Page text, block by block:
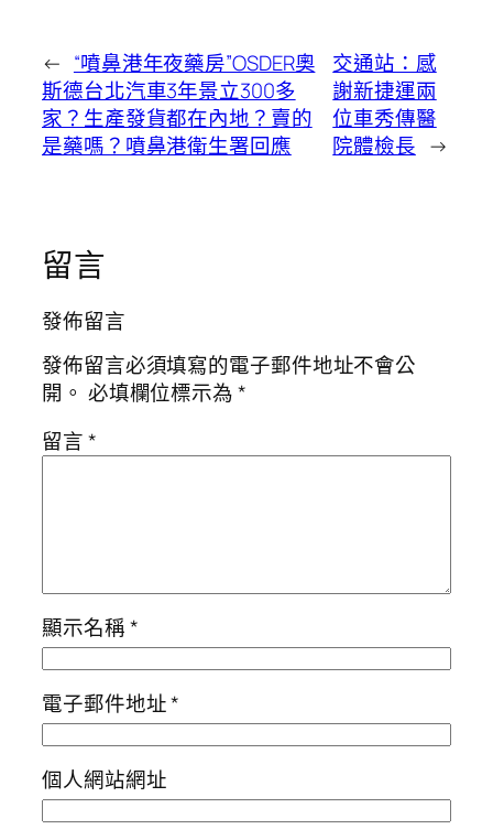
← “噴鼻港年夜藥房”OSDER奧
斯德台北汽車3年景立300多
家？生產發貨都在內地？賣的
是藥嗎？噴鼻港衛生署回應
交通站：感
謝新捷運兩
位車秀傳醫
院體檢長 →
留言
發佈留言
發佈留言必須填寫的電子郵件地址不會公
開。 必填欄位標示為*
留言*
顯示名稱*
電子郵件地址*
個人網站網址